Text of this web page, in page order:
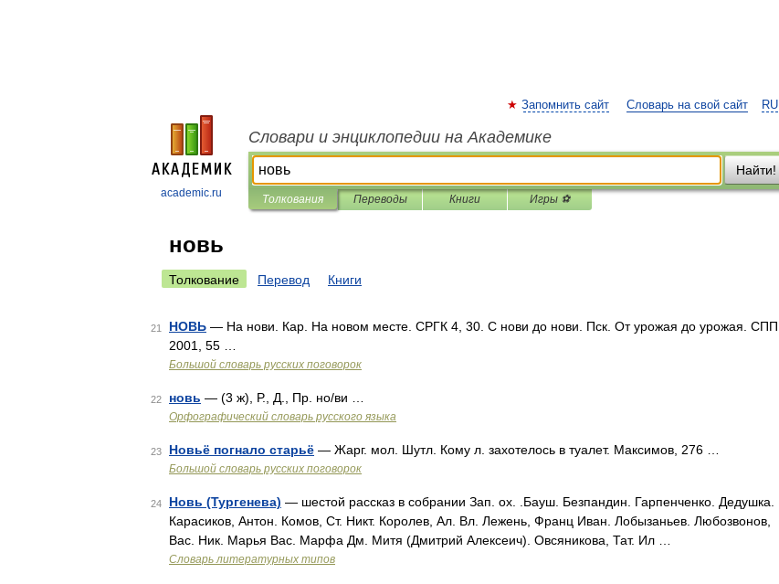
academic.ru
RU
Запомнить сайт Словарь на свой сайт
Словари и энциклопедии на Академике
Найти!
Толкования Переводы Книги Игры ⚽
новь
Толкование Перевод Книги
21 НОВЬ — На нови. Кар. На новом месте. СРГК 4, 30. С нови до нови. Пск. От урожая до урожая. СПП
2001, 55 …
Большой словарь русских поговорок
22 новь — (3 ж), Р., Д., Пр. но/ви …
Орфографический словарь русского языка
23 Новьё погнало старьё — Жарг. мол. Шутл. Кому л. захотелось в туалет. Максимов, 276 …
Большой словарь русских поговорок
24 Новь (Тургенева) — шестой рассказ в собрании Зап. ох. .Бауш. Безпандин. Гарпенченко. Дедушка.
Карасиков, Антон. Комов, Ст. Никт. Королев, Ал. Вл. Лежень, Франц Иван. Лобызаньев. Любозвонов,
Bac. Ник. Марья Bac. Марфа Дм. Митя (Дмитрий Алексеич). Овсяникова, Тат. Ил …
Словарь литературных типов